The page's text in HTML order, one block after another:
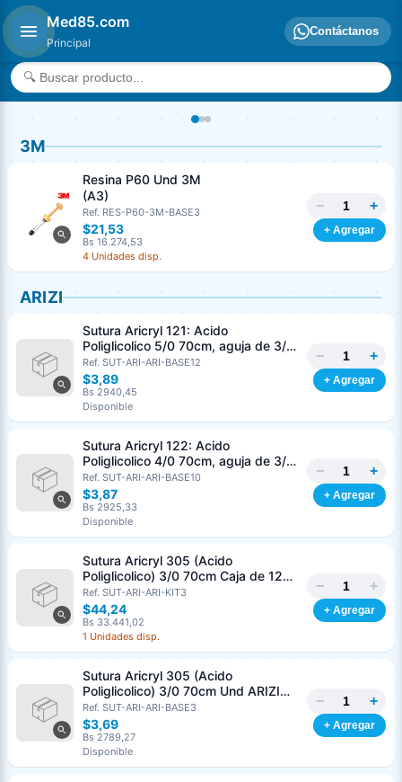
Med85.com
Principal
Contáctanos
3M
Resina P60 Und 3M
(A3)
Ref. RES-P60-3M-BASE3
$21,53
Bs 16.274,53
4 Unidades disp.
− +
+ Agregar
ARIZI
Sutura Aricryl 121: Acido
Poliglicolico 5/0 70cm, aguja de 3/8
Corte Inverso 19mm Und ARIZI
Absorbible
Ref. SUT-ARI-ARI-BASE12
$3,89
Bs 2940,45
Disponible
− +
+ Agregar
Sutura Aricryl 122: Acido
Poliglicolico 4/0 70cm, aguja de 3/8
Corte Inverso 19mm Und ARIZI
Absorbible
Ref. SUT-ARI-ARI-BASE10
$3,87
Bs 2925,33
Disponible
− +
+ Agregar
Sutura Aricryl 305 (Acido
Poliglicolico) 3/0 70cm Caja de 12
Unds ARIZI Aguja de 1/2 Circulo
Punta Conica 17mm
Ref. SUT-ARI-ARI-KIT3
$44,24
Bs 33.441,02
1 Unidades disp.
− +
+ Agregar
Sutura Aricryl 305 (Acido
Poliglicolico) 3/0 70cm Und ARIZI
Aguja de 1/2 Circulo Punta Conica
17mm
Ref. SUT-ARI-ARI-BASE3
$3,69
Bs 2789,27
Disponible
− +
+ Agregar